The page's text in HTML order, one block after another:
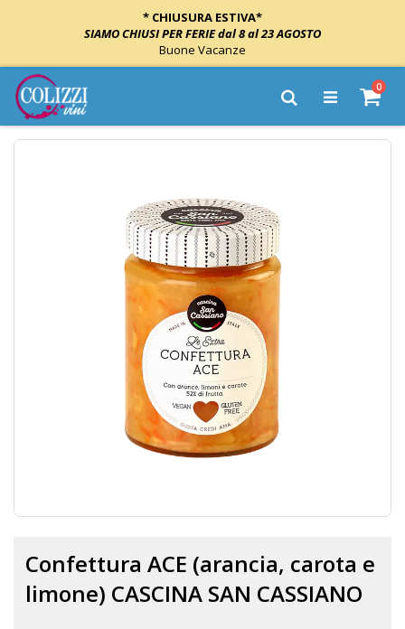
* CHIUSURA ESTIVA*
SIAMO CHIUSI PER FERIE dal 8 al 23 AGOSTO
Buone Vacanze
Salta
al
contenuto
Cart
0
Cerca
Vai
della
galleria
immagini
Confettura ACE (arancia, carota e
limone) CASCINA SAN CASSIANO